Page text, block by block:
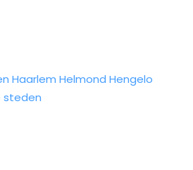
Haarlem Helmond Hengelo
steden